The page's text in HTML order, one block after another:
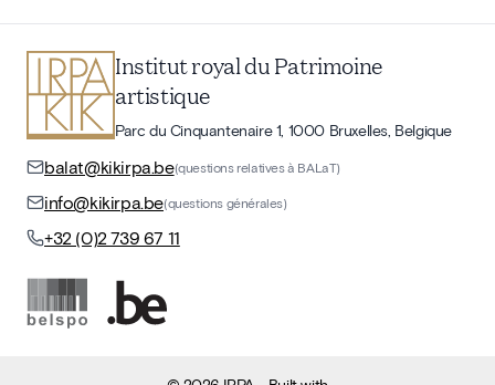
Institut royal du Patrimoine
artistique
Parc du Cinquantenaire 1, 1000 Bruxelles, Belgique
balat@kikirpa.be(questions relatives à BALaT)
info@kikirpa.be(questions générales)
+32 (0)2 739 67 11